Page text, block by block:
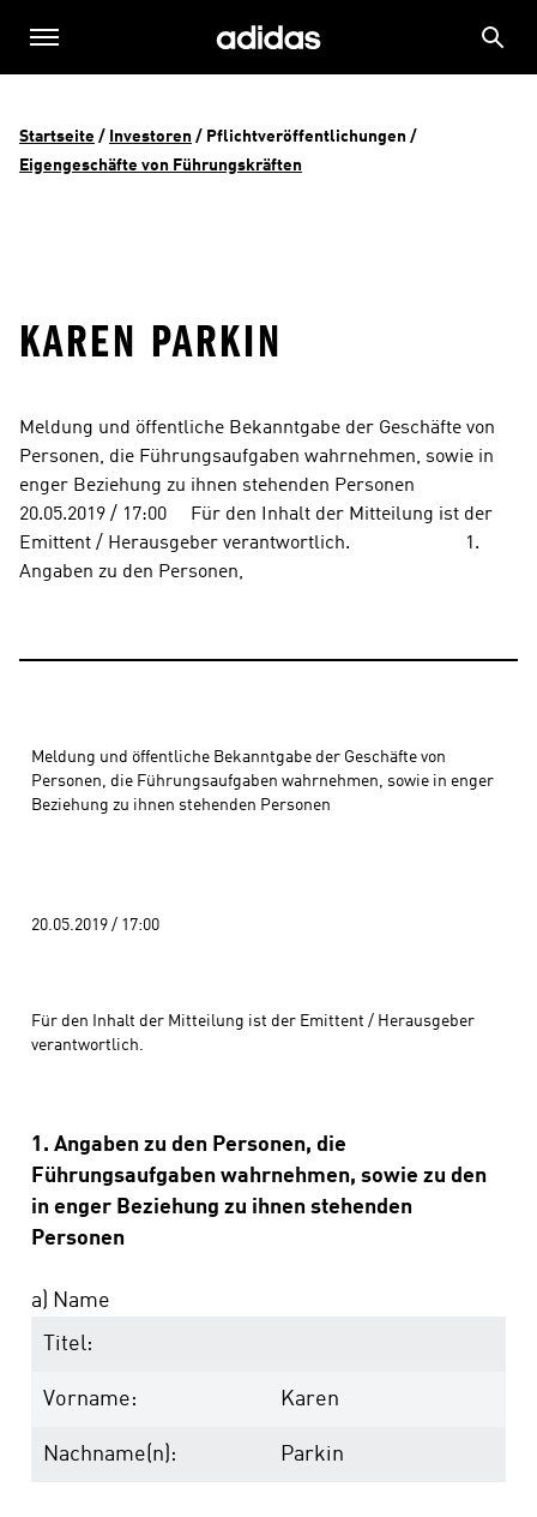
Startseite / Investoren / Pflichtveröffentlichungen
Eigengeschäfte von Führungskräften
KAREN PARKIN
Meldung und öffentliche Bekanntgabe der Geschäfte von
Personen, die Führungsaufgaben wahrnehmen, sowie in
enger Beziehung zu ihnen stehenden Personen
20.05.2019 / 17:00     Für den Inhalt der Mitteilung ist der
Emittent / Herausgeber verantwortlich.                        1.
Angaben zu den Personen,
Meldung und öffentliche Bekanntgabe der Geschäfte von
Personen, die Führungsaufgaben wahrnehmen, sowie in enger
Beziehung zu ihnen stehenden Personen
20.05.2019 / 17:00
Für den Inhalt der Mitteilung ist der Emittent / Herausgeber
verantwortlich.
1. Angaben zu den Personen, die
Führungsaufgaben wahrnehmen, sowie zu den
in enger Beziehung zu ihnen stehenden
Personen
a) Name
Titel:
Vorname: Karen
Nachname(n): Parkin